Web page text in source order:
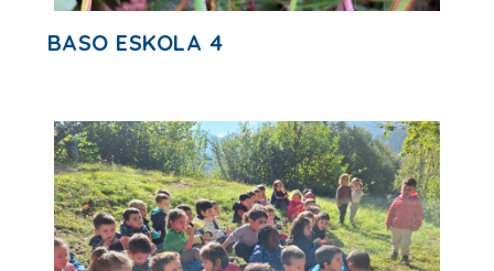
BASO ESKOLA 4